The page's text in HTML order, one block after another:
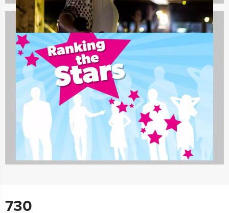
Vrijgezellenfeest mannen
626 uitjes
730